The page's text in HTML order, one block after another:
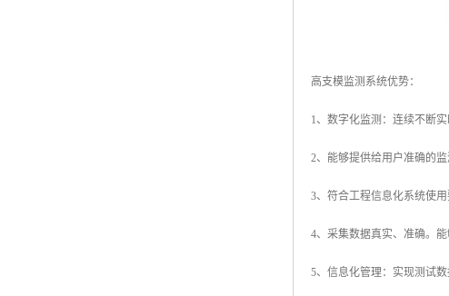
高支模监测系统优势：
1、数字化监测：连续不断
2、能够提供给用户准确的
3、符合工程信息化系统使
4、采集数据真实、准确。
5、信息化管理：实现测试